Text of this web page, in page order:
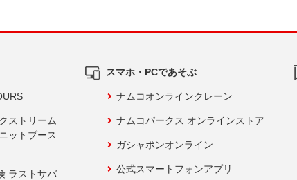
ストリーム
ットブース
ラストサバ
スマホ・PCであそぶ
ナムコオンラインクレーン
ナムコパークス オンラインストア
ガシャポンオンライン
公式スマートフォンアプリ